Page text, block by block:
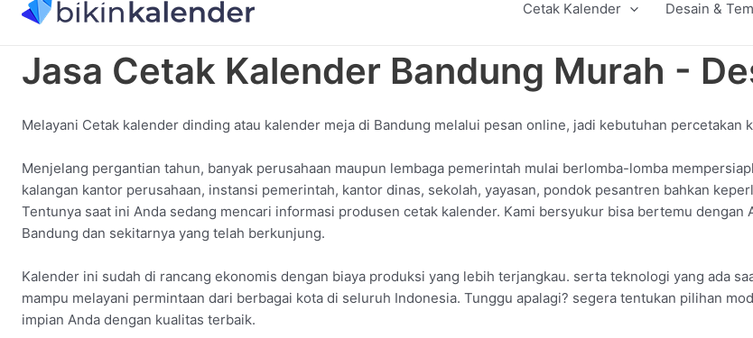
Cetak Kalender Desain &
Jasa Cetak Kalender Bandung Murah -
Melayani Cetak kalender dinding atau kalender meja di Bandung melalui pesan online, jadi kebutuhan percetakan
Menjelang pergantian tahun, banyak perusahaan maupun lembaga pemerintah mulai berlomba-lomba
kalangan kantor perusahaan, instansi pemerintah, kantor dinas, sekolah, yayasan, pondok pesantren bahkan
Tentunya saat ini Anda sedang mencari informasi produsen cetak kalender. Kami bersyukur bisa bertemu dengan
Bandung dan sekitarnya yang telah berkunjung.
Kalender ini sudah di rancang ekonomis dengan biaya produksi yang lebih terjangkau. serta teknologi yang ada
mampu melayani permintaan dari berbagai kota di seluruh Indonesia. Tunggu apalagi? segera tentukan pilihan
impian Anda dengan kualitas terbaik.